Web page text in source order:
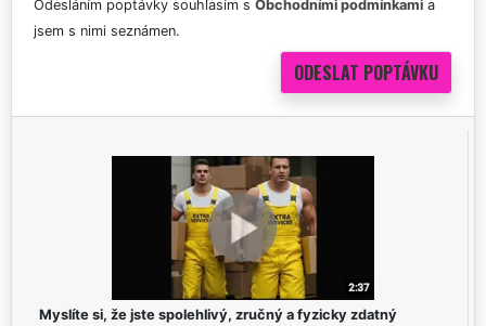
Odesláním poptávky souhlasím s Obchodními podmínkami a
jsem s nimi seznámen.
Myslíte si, že jste spolehlivý, zručný a fyzicky zdatný